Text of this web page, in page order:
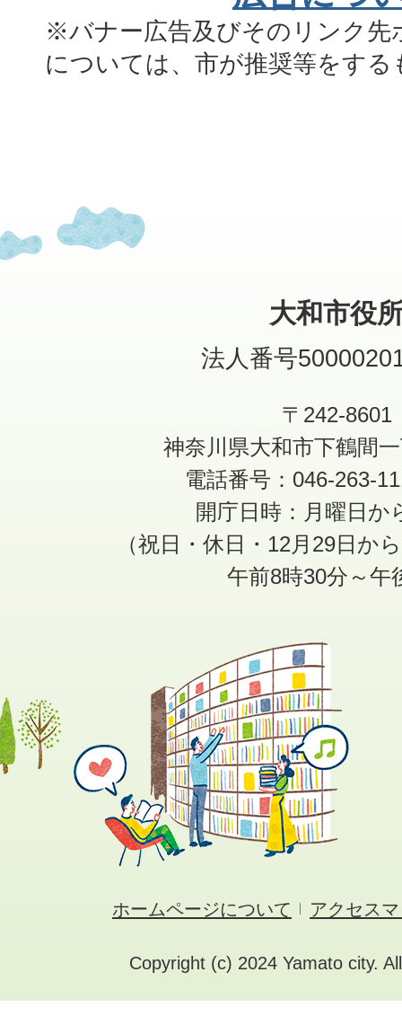
※バナー広告及びそのリンク先
については、市が推奨等をす
大和市役
法人番号
〒242-8601
神奈川県大和市下鶴間
電話番号：046-263-
開庁日時：月曜日か
（祝日・休日・12月29日か
午前8時30分～午
ホームページについて アクセス
Copyright (c) 2024 Yamato city.